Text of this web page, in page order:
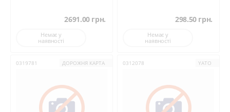
2691.00 грн.
Немає у
наявності
298.50 грн.
Немає у
наявності
0319781 ДОРОЖНЯ КАРТА 0312078 YATO